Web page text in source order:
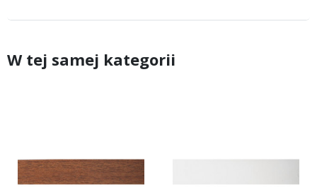
W tej samej kategorii